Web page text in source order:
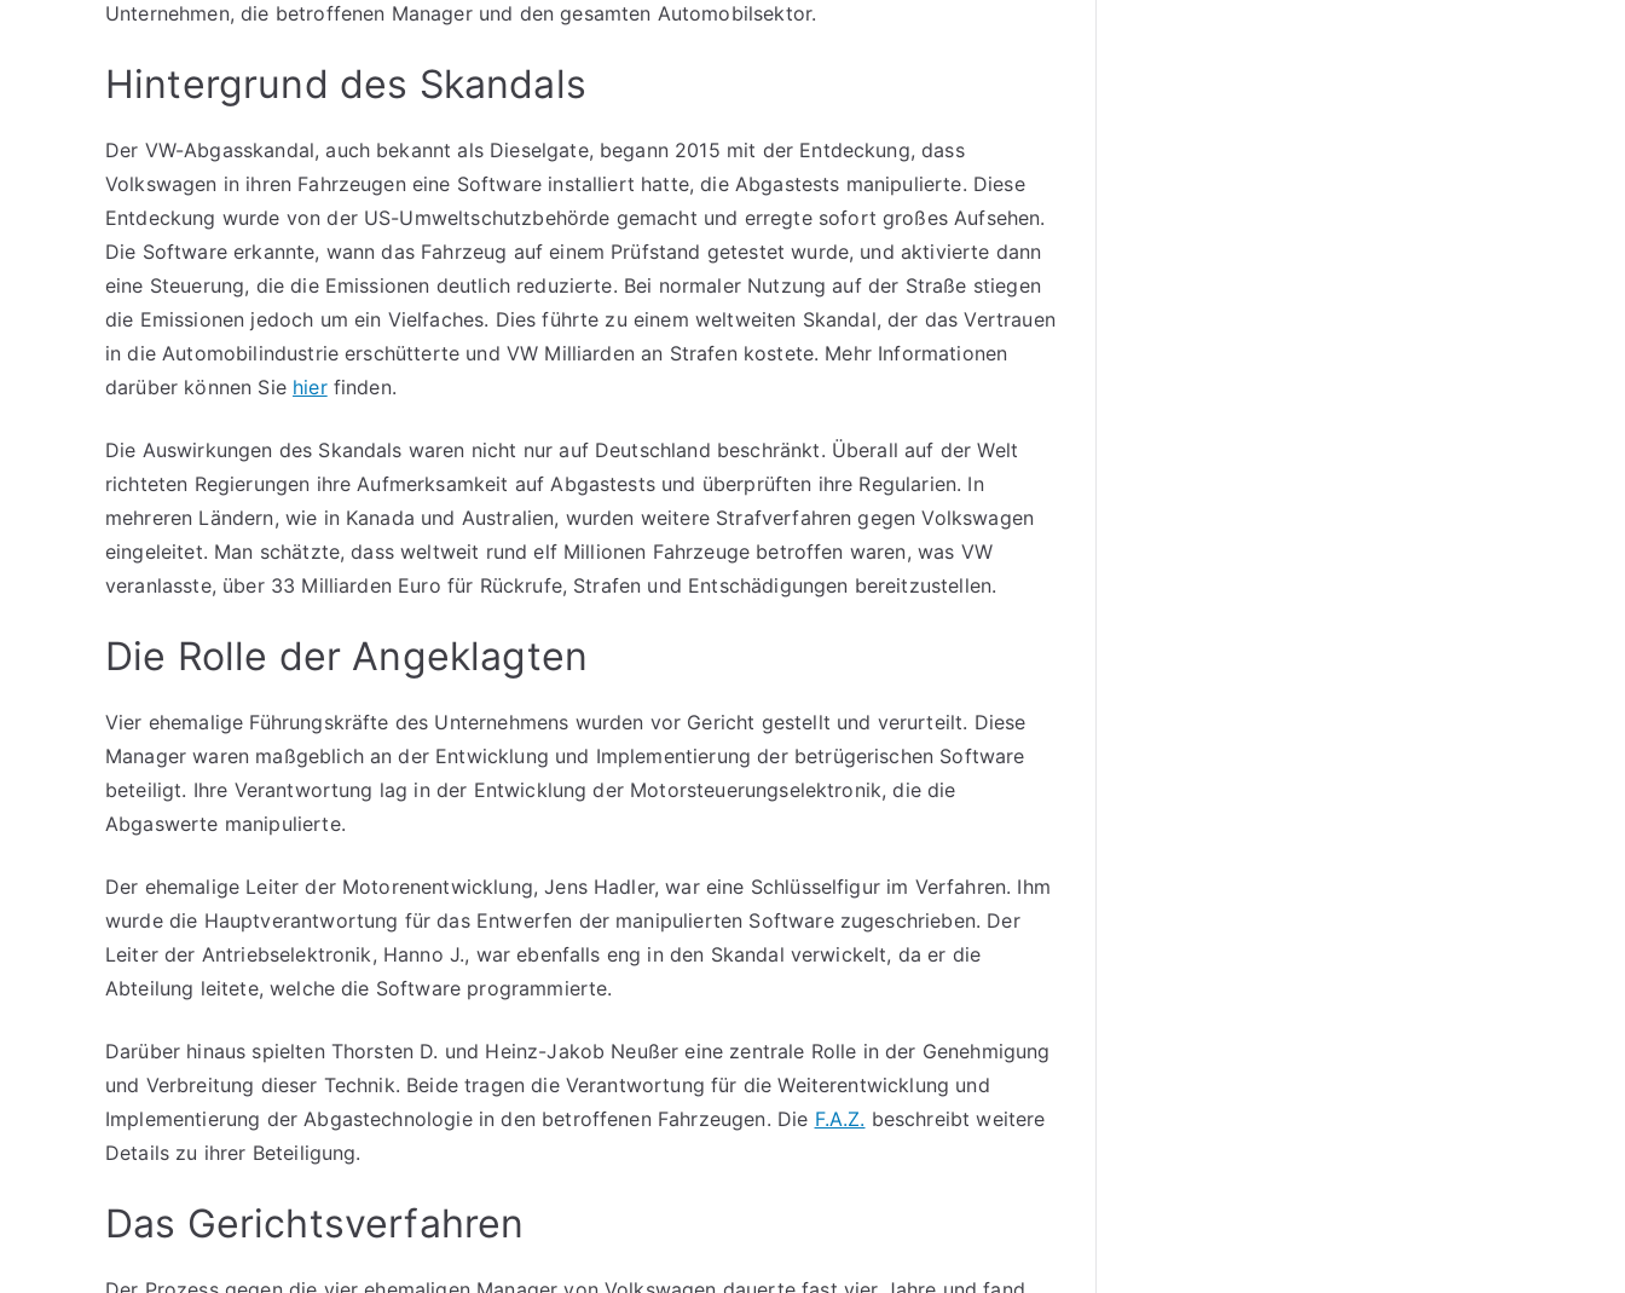
Unternehmen, die betroffenen Manager und den gesamten Automobilsektor.
Hintergrund des Skandals
Der VW-Abgasskandal, auch bekannt als Dieselgate, begann 2015 mit der Entdeckung, dass
Volkswagen in ihren Fahrzeugen eine Software installiert hatte, die Abgastests manipulierte. Diese
Entdeckung wurde von der US-Umweltschutzbehörde gemacht und erregte sofort großes Aufsehen.
Die Software erkannte, wann das Fahrzeug auf einem Prüfstand getestet wurde, und aktivierte dann
eine Steuerung, die die Emissionen deutlich reduzierte. Bei normaler Nutzung auf der Straße stiegen
die Emissionen jedoch um ein Vielfaches. Dies führte zu einem weltweiten Skandal, der das Vertrauen
in die Automobilindustrie erschütterte und VW Milliarden an Strafen kostete. Mehr Informationen
darüber können Sie hierfinden.
Die Auswirkungen des Skandals waren nicht nur auf Deutschland beschränkt. Überall auf der Welt
richteten Regierungen ihre Aufmerksamkeit auf Abgastests und überprüften ihre Regularien. In
mehreren Ländern, wie in Kanada und Australien, wurden weitere Strafverfahren gegen Volkswagen
eingeleitet. Man schätzte, dass weltweit rund elf Millionen Fahrzeuge betroffen waren, was VW
veranlasste, über 33 Milliarden Euro für Rückrufe, Strafen und Entschädigungen bereitzustellen.
Die Rolle der Angeklagten
Vier ehemalige Führungskräfte des Unternehmens wurden vor Gericht gestellt und verurteilt. Diese
Manager waren maßgeblich an der Entwicklung und Implementierung der betrügerischen Software
beteiligt. Ihre Verantwortung lag in der Entwicklung der Motorsteuerungselektronik, die die
Abgaswerte manipulierte.
Der ehemalige Leiter der Motorenentwicklung, Jens Hadler, war eine Schlüsselfigur im Verfahren. Ihm
wurde die Hauptverantwortung für das Entwerfen der manipulierten Software zugeschrieben. Der
Leiter der Antriebselektronik, Hanno J., war ebenfalls eng in den Skandal verwickelt, da er die
Abteilung leitete, welche die Software programmierte.
Darüber hinaus spielten Thorsten D. und Heinz-Jakob Neußer eine zentrale Rolle in der Genehmigung
und Verbreitung dieser Technik. Beide tragen die Verantwortung für die Weiterentwicklung und
Implementierung der Abgastechnologie in den betroffenen Fahrzeugen. Die F.A.Z. beschreibt weitere
Details zu ihrer Beteiligung.
Das Gerichtsverfahren